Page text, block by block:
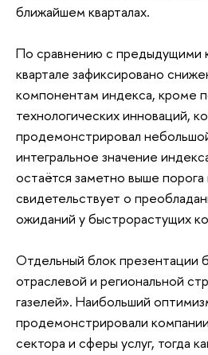
ближайшем кварталах.
По сравнению с предыдущими
квартале зафиксировано
компонентам индекса, кроме
технологических инноваций,
продемонстрировал
интегральное значение
остаётся заметно выше порога
свидетельствует о
ожиданий у быстрорастущих
Отдельный блок презентации
отраслевой и региональной
газелей». Наибольший
продемонстрировали
сектора и сферы услуг, тогда